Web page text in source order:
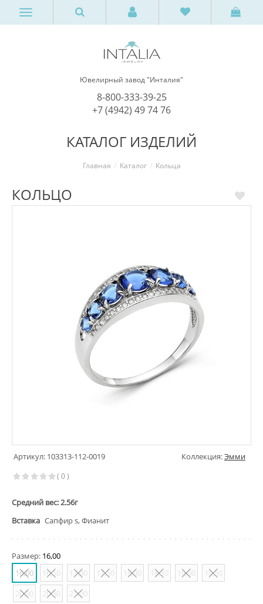
Ювелирный завод "Инталия"
8-800-333-39-25
+7 (4942) 49 74 76
КАТАЛОГ ИЗДЕЛИЙ
Главная Каталог Кольца
КОЛЬЦО
Артикул: 103313-112-0019 Коллекция:Эмми
( 0 )
Средний вес: 2.56г
Вставка Сапфир s, Фианит
Размер: 16,00
16,00
16,50 17,00 17,50 18,00 18,50 19,00
19,50
20,00
20,50 21,00